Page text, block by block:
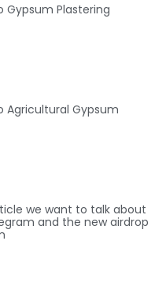
Plastering
Agricultural Gypsum
we want to talk about
and the new airdrop